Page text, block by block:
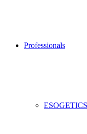
Professionals